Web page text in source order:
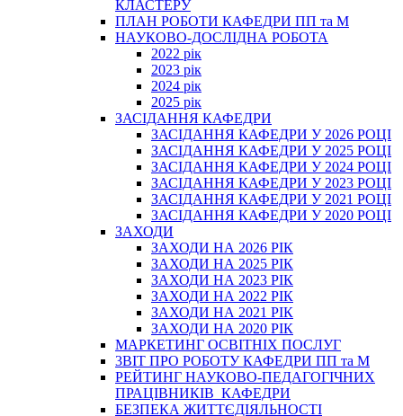
КЛАСТЕРУ
ПЛАН РОБОТИ КАФЕДРИ ПП та М
НАУКОВО-ДОСЛІДНА РОБОТА
2022 рік
2023 рік
2024 рік
2025 рік
ЗАСІДАННЯ КАФЕДРИ
ЗАСІДАННЯ КАФЕДРИ У 2026 РОЦІ
ЗАСІДАННЯ КАФЕДРИ У 2025 РОЦІ
ЗАСІДАННЯ КАФЕДРИ У 2024 РОЦІ
ЗАСІДАННЯ КАФЕДРИ У 2023 РОЦІ
ЗАСІДАННЯ КАФЕДРИ У 2021 РОЦІ
ЗАСІДАННЯ КАФЕДРИ У 2020 РОЦІ
ЗАХОДИ
ЗАХОДИ НА 2026 РІК
ЗАХОДИ НА 2025 РІК
ЗАХОДИ НА 2023 РІК
ЗАХОДИ НА 2022 РІК
ЗАХОДИ НА 2021 РІК
ЗАХОДИ НА 2020 РІК
МАРКЕТИНГ ОСВІТНІХ ПОСЛУГ
3BIT ПРО РОБОТУ КАФЕДРИ ПП та М
РЕЙТИНГ НАУКОВО-ПЕДАГОГІЧНИХ
ПРАЦІВНИКІВ КАФЕДРИ
БЕЗПЕКА ЖИТТЄДІЯЛЬНОСТІ